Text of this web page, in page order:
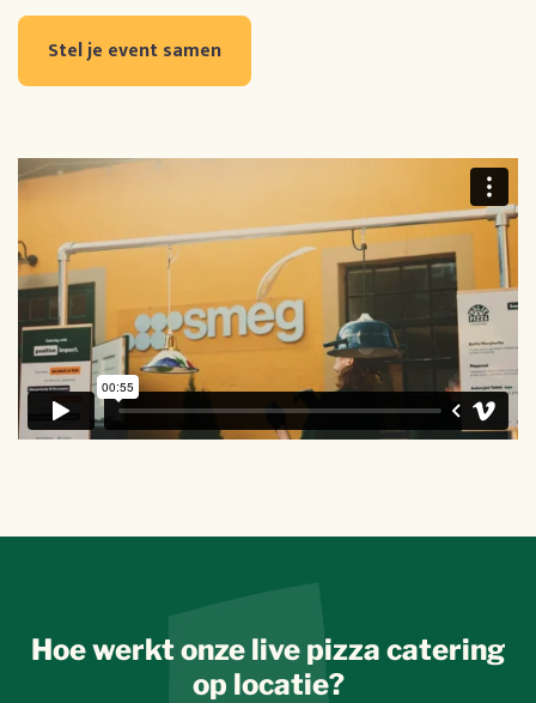
Stel je event samen
Hoe werkt onze live pizza catering
op locatie?